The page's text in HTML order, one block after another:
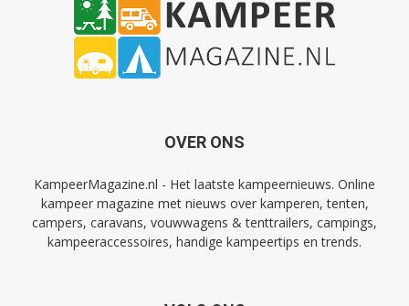
OVER ONS
KampeerMagazine.nl - Het laatste kampeernieuws. Online
kampeer magazine met nieuws over kamperen, tenten,
campers, caravans, vouwwagens & tenttrailers, campings,
kampeeraccessoires, handige kampeertips en trends.